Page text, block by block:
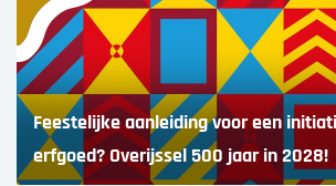
Feestelijke aanleiding voor een
erfgoed? Overijssel 500 jaar in 2028!